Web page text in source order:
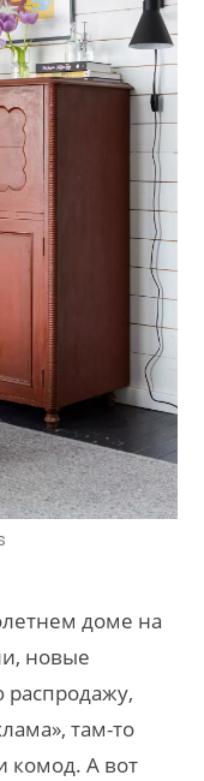
доме на
новые
распродажу,
там-то
комод. А вот